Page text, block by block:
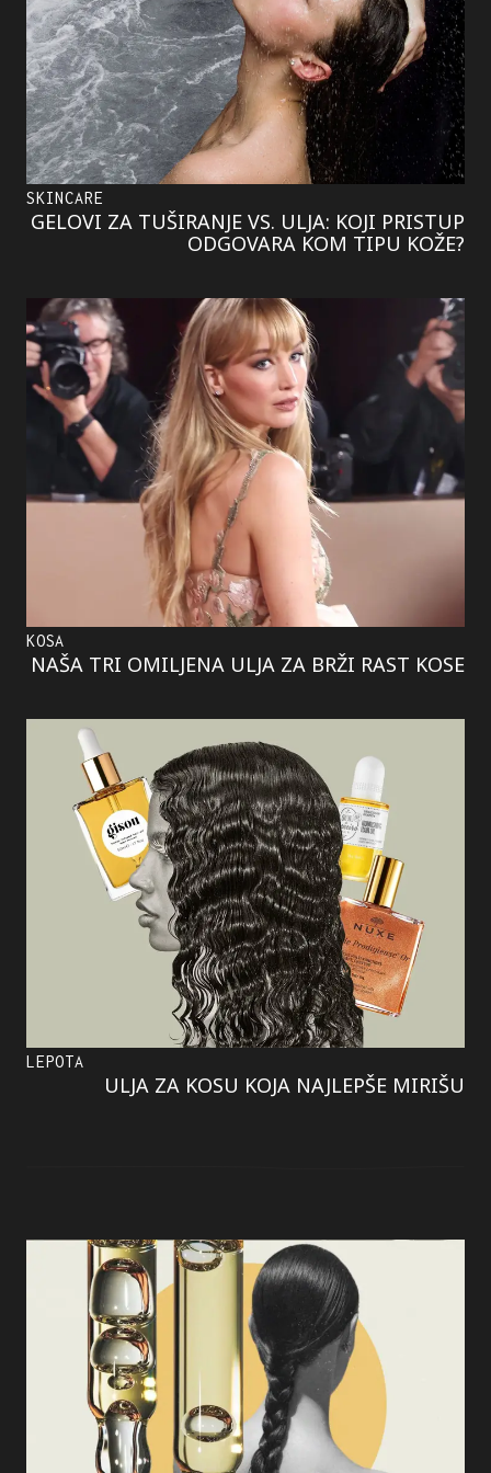
SKINCARE
GELOVI ZA TUŠIRANJE VS. ULJA: KOJI PRISTUP
ODGOVARA KOM TIPU KOŽE?
KOSA
NAŠA TRI OMILJENA ULJA ZA BRŽI RAST KOSE
LEPOTA
ULJA ZA KOSU KOJA NAJLEPŠE MIRIŠU